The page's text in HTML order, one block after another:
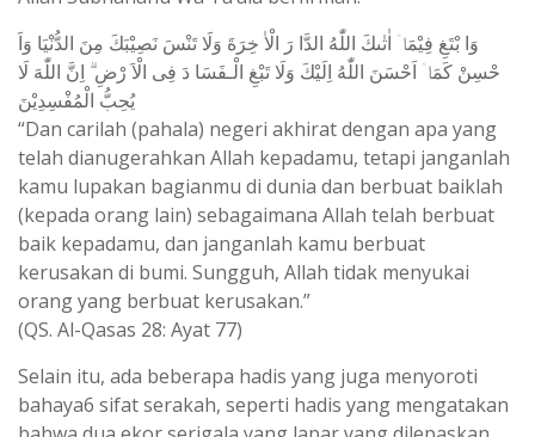
وَا بْتَغِ فِيْمَاۤ اٰتٰٮكَ اللّٰهُ الدَّا رَ الْاٰ خِرَةَ وَلَا تَنْسَ نَصِيْبَكَ مِنَ الدُّنْيَا وَاَ
حْسِنْ كَمَاۤ اَحْسَنَ اللّٰهُ اِلَيْكَ وَلَا تَبْغِ الْـفَسَا دَ فِى الْاَ رْضِ ۗ اِنَّ اللّٰهَ لَا
يُحِبُّ الْمُفْسِدِيْنَ
“Dan carilah (pahala) negeri akhirat dengan apa yang
telah dianugerahkan Allah kepadamu, tetapi janganlah
kamu lupakan bagianmu di dunia dan berbuat baiklah
(kepada orang lain) sebagaimana Allah telah berbuat
baik kepadamu, dan janganlah kamu berbuat
kerusakan di bumi. Sungguh, Allah tidak menyukai
orang yang berbuat kerusakan.”
(QS. Al-Qasas 28: Ayat 77)
Selain itu, ada beberapa hadis yang juga menyoroti
bahaya6 sifat serakah, seperti hadis yang mengatakan